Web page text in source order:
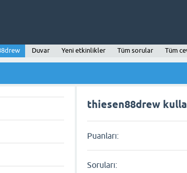
Duvar Yeni etkinlikler Tüm sorular Tüm
thiesen88drew
Puanları:
Soruları: